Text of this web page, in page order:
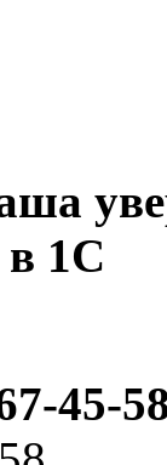
в 1С
45-